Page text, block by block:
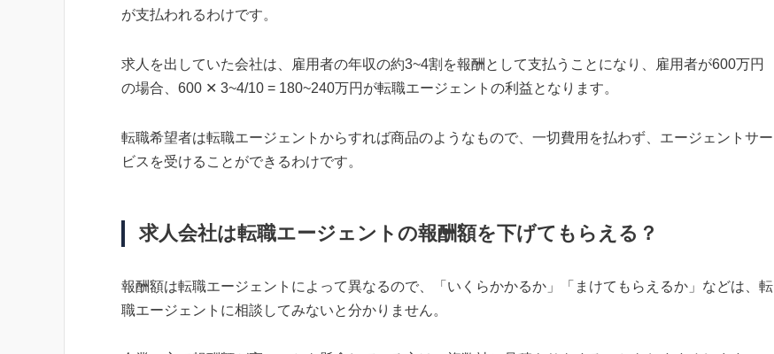
が支払われるわけです。
求人を出していた会社は、雇用者の年収の約3~4割を報酬として支払うことになり、雇用者が600万円
の場合、600 ✕ 3~4/10 = 180~240万円が転職エージェントの利益となります。
転職希望者は転職エージェントからすれば商品のようなもので、一切費用を払わず、エージェントサー
ビスを受けることができるわけです。
求人会社は転職エージェントの報酬額を下げてもらえる？
報酬額は転職エージェントによって異なるので、「いくらかかるか」「まけてもらえるか」などは、転
職エージェントに相談してみないと分かりません。